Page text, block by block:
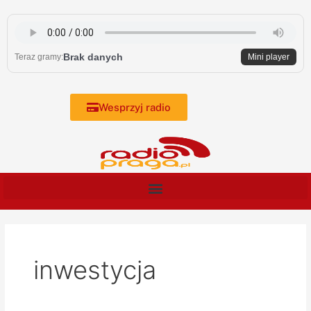
content
Teraz gramy:Brak danych Mini player
Wesprzyj radio
inwestycja